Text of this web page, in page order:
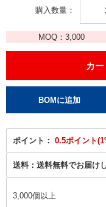
購入数量
MOQ： 3,000
ポイント： 0.5ポイント
送料： 送料無料でお届け
3,000個以上